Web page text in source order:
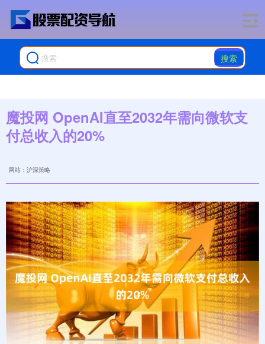
搜索
魔投网 OpenAI直至2032年需向微软支
付总收入的20%
网站：沪深策略